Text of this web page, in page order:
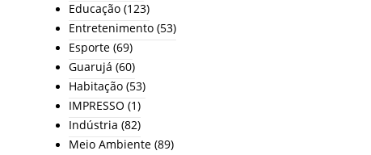
Educação (123)
Entretenimento (53)
Esporte (69)
Guarujá (60)
Habitação (53)
IMPRESSO (1)
Indústria (82)
Meio Ambiente (89)